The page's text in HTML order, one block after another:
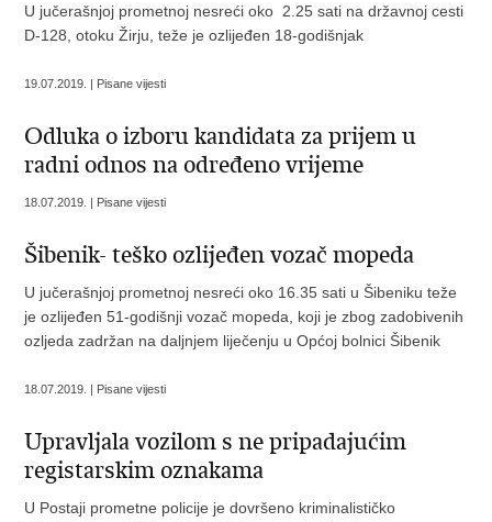
U jučerašnjoj prometnoj nesreći oko 2.25 sati na državnoj cesti
D-128, otoku Žirju, teže je ozlijeđen 18-godišnjak
19.07.2019. | Pisane vijesti
Odluka o izboru kandidata za prijem u
radni odnos na određeno vrijeme
18.07.2019. | Pisane vijesti
Šibenik- teško ozlijeđen vozač mopeda
U jučerašnjoj prometnoj nesreći oko 16.35 sati u Šibeniku teže
je ozlijeđen 51-godišnji vozač mopeda, koji je zbog zadobivenih
ozljeda zadržan na daljnjem liječenju u Općoj bolnici Šibenik
18.07.2019. | Pisane vijesti
Upravljala vozilom s ne pripadajućim
registarskim oznakama
U Postaji prometne policije je dovršeno kriminalističko